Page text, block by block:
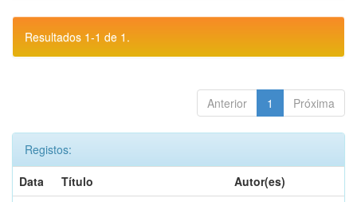
Resultados 1-1 de 1.
Anterior 1 Próxima
Registos:
Data
Título
Autor(es)